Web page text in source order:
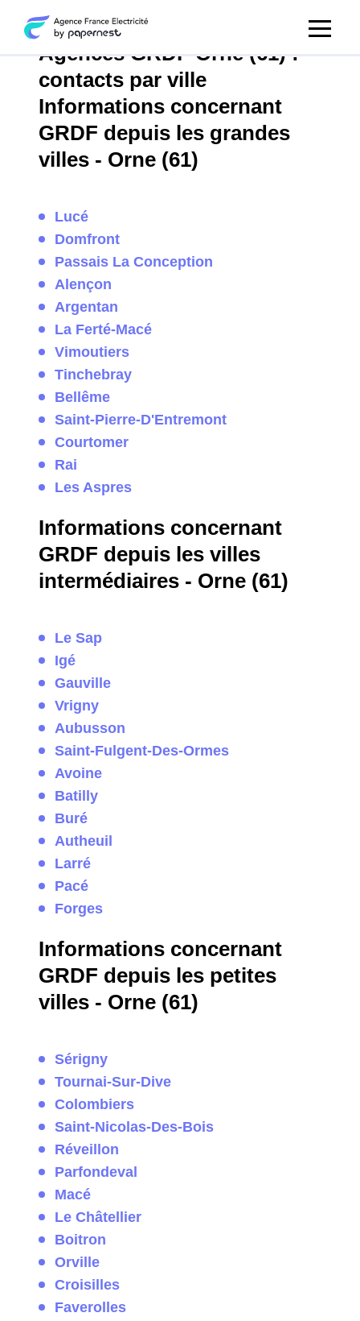
Agences GRDF Orne (61) :
contacts par ville
Informations concernant
GRDF depuis les grandes
villes - Orne (61)
Lucé
Domfront
Passais La Conception
Alençon
Argentan
La Ferté-Macé
Vimoutiers
Tinchebray
Bellême
Saint-Pierre-D'Entremont
Courtomer
Rai
Les Aspres
Informations concernant
GRDF depuis les villes
intermédiaires - Orne (61)
Le Sap
Igé
Gauville
Vrigny
Aubusson
Saint-Fulgent-Des-Ormes
Avoine
Batilly
Buré
Autheuil
Larré
Pacé
Forges
Informations concernant
GRDF depuis les petites
villes - Orne (61)
Sérigny
Tournai-Sur-Dive
Colombiers
Saint-Nicolas-Des-Bois
Réveillon
Parfondeval
Macé
Le Châtellier
Boitron
Orville
Croisilles
Faverolles